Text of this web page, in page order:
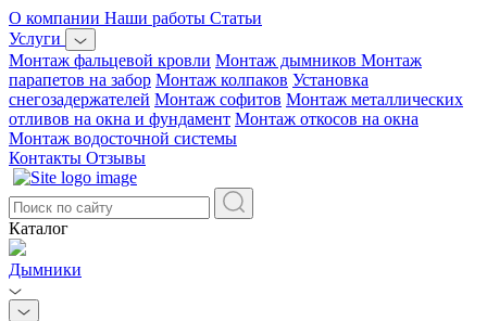
О компании Наши работы Статьи
Услуги
Монтаж фальцевой кровли Монтаж дымников Монтаж
парапетов на забор Монтаж колпаков Установка
снегозадержателей Монтаж софитов Монтаж металлических
отливов на окна и фундамент Монтаж откосов на окна
Монтаж водосточной системы
Контакты Отзывы
Каталог
Дымники